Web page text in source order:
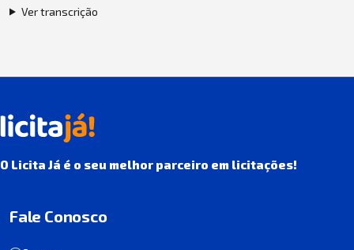
Ver transcrição
O Licita Já é o seu melhor parceiro em licitações!
Fale Conosco